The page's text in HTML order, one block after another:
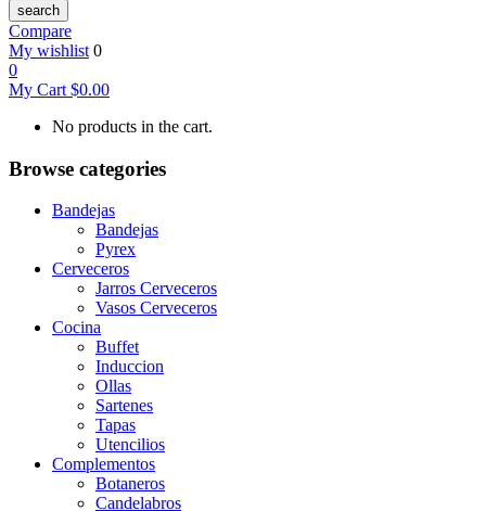
search
Compare
My wishlist 0
0
My Cart $0.00
No products in the cart.
Browse categories
Bandejas
Bandejas
Pyrex
Cerveceros
Jarros Cerveceros
Vasos Cerveceros
Cocina
Buffet
Induccion
Ollas
Sartenes
Tapas
Utencilios
Complementos
Botaneros
Candelabros